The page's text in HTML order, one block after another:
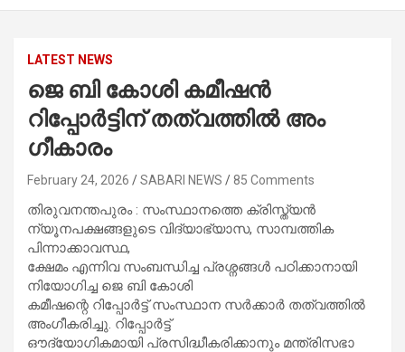
LATEST NEWS
ജെ ബി കോശി കമീഷൻ
റിപ്പോർട്ടിന് തത്വത്തിൽ അം​
ഗീകാരം
February 24, 2026 SABARI NEWS 85 Comments
തിരുവനന്തപുരം : സംസ്ഥാനത്തെ ക്രിസ്ത്യൻ
ന്യൂനപക്ഷങ്ങളുടെ വിദ്യാഭ്യാസ, സാമ്പത്തിക
പിന്നാക്കാവസ്ഥ,
ക്ഷേമം എന്നിവ സംബന്ധിച്ച പ്രശ്നങ്ങൾ പഠിക്കാനായി
നിയോഗിച്ച ജെ ബി കോശി
കമീഷന്റെ റിപ്പോർട്ട് സംസ്ഥാന സർക്കാർ തത്വത്തിൽ
അം​ഗീകരിച്ചു. റിപ്പോർട്ട്
ഔദ്യോഗികമായി പ്രസിദ്ധീകരിക്കാനും മന്ത്രിസഭാ